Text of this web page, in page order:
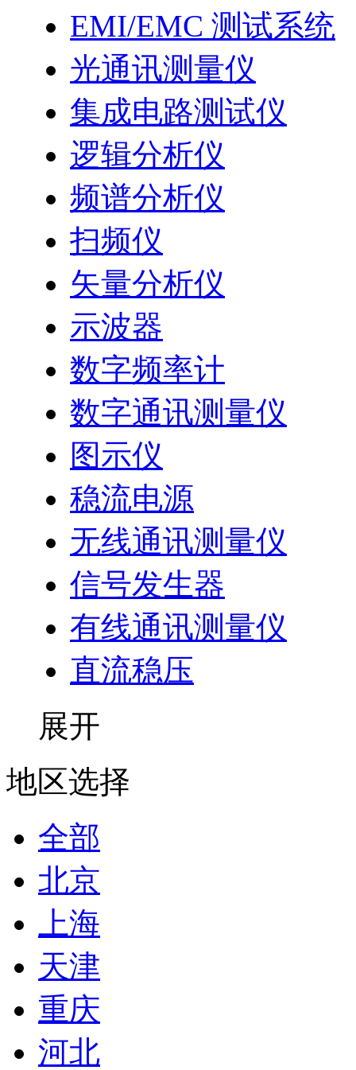
EMI/EMC 测试系统
光通讯测量仪
集成电路测试仪
逻辑分析仪
频谱分析仪
扫频仪
矢量分析仪
示波器
数字频率计
数字通讯测量仪
图示仪
稳流电源
无线通讯测量仪
信号发生器
有线通讯测量仪
直流稳压
展开
地区选择
全部
北京
上海
天津
重庆
河北